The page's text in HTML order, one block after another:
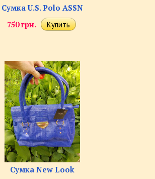
Сумка U.S. Polo ASSN
750 грн.
Сумка New Look